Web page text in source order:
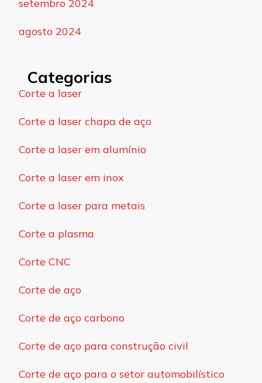
setembro 2024
agosto 2024
Categorias
Corte a laser
Corte a laser chapa de aço
Corte a laser em alumínio
Corte a laser em inox
Corte a laser para metais
Corte a plasma
Corte CNC
Corte de aço
Corte de aço carbono
Corte de aço para construção civil
Corte de aço para o setor automobilístico